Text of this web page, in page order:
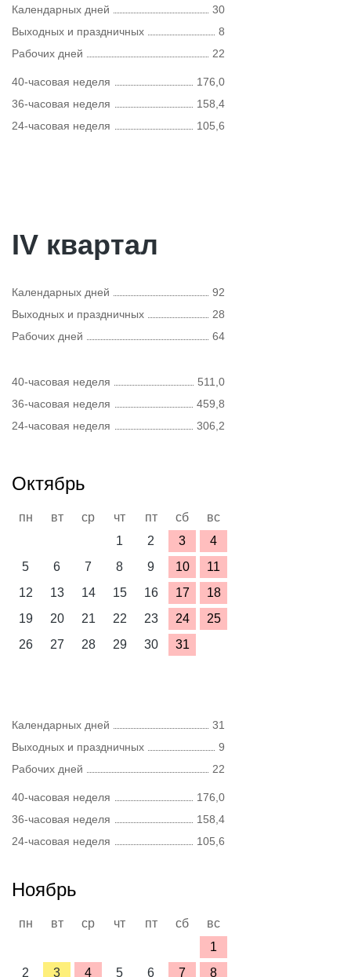
Календарных дней
30
Выходных и праздничных
8
Рабочих дней
22
40-часовая неделя
176,0
36-часовая неделя
158,4
24-часовая неделя
105,6
IV квартал
Календарных дней
92
Выходных и праздничных
28
Рабочих дней
64
40-часовая неделя
511,0
36-часовая неделя
459,8
24-часовая неделя
306,2
Октябрь
пн вт ср чт пт сб
вс
1
2 3
4
5
6 7 8 9 10
11
12
13 14 15 16 17
18
19
20 21 22 23 24
25
26
27 28 29 30 31
Календарных дней
31
Выходных и праздничных
9
Рабочих дней
22
40-часовая неделя
176,0
36-часовая неделя
158,4
24-часовая неделя
105,6
Ноябрь
пн вт ср чт пт сб
вс
1
2
3 4 5 6 7 8